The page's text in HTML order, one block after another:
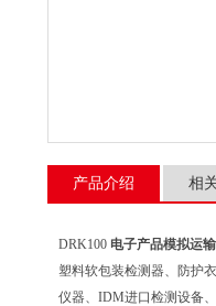
产品介绍 相
DRK100 电子产品模拟运
塑料软包装检测器、防护
仪器、IDM进口检测设备